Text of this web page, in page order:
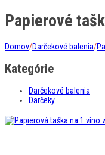
Papierové
Domov/Darčekové balenia/
Kategórie
Darčekové balenia
Darčeky